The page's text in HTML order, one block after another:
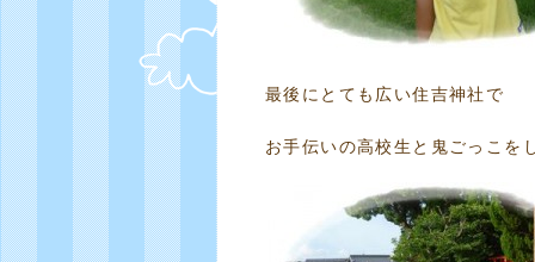
最後にとても広い住吉神社で
お手伝いの高校生と鬼ごっこを